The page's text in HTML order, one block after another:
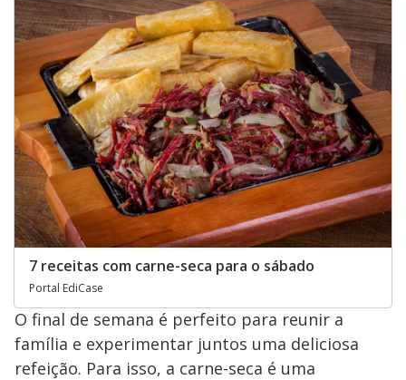
7 receitas com carne-seca para o sábado
Portal EdiCase
O final de semana é perfeito para reunir a
família e experimentar juntos uma deliciosa
refeição. Para isso, a carne-seca é uma